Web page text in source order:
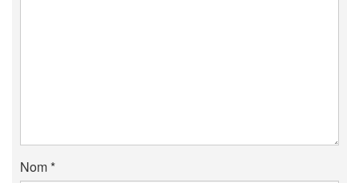
Nom*